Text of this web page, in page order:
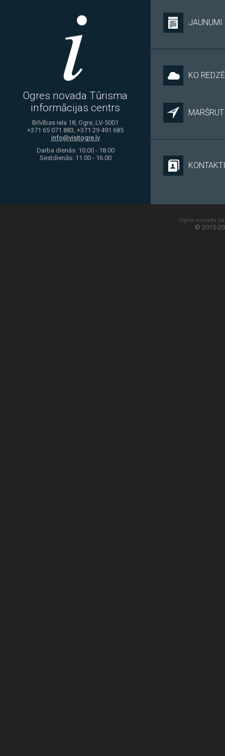
Ogres novada Tūrisma
informācijas centrs
Brīvības iela 18, Ogre, LV-5001
+371 65 071 883, +371 29 491 685
info@visitogre.lv
Darba dienās: 10.00 - 18.00
Sestdienās: 11.00 - 16.00
JAUNUMI
KO
KONTAKTI
Ogres novada
© 2015-